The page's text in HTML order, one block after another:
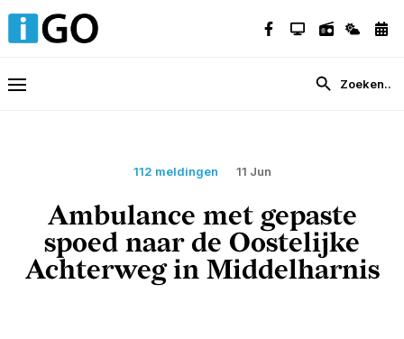
112 meldingen 11 Jun
Ambulance met gepaste
spoed naar de Oostelijke
Achterweg in Middelharnis